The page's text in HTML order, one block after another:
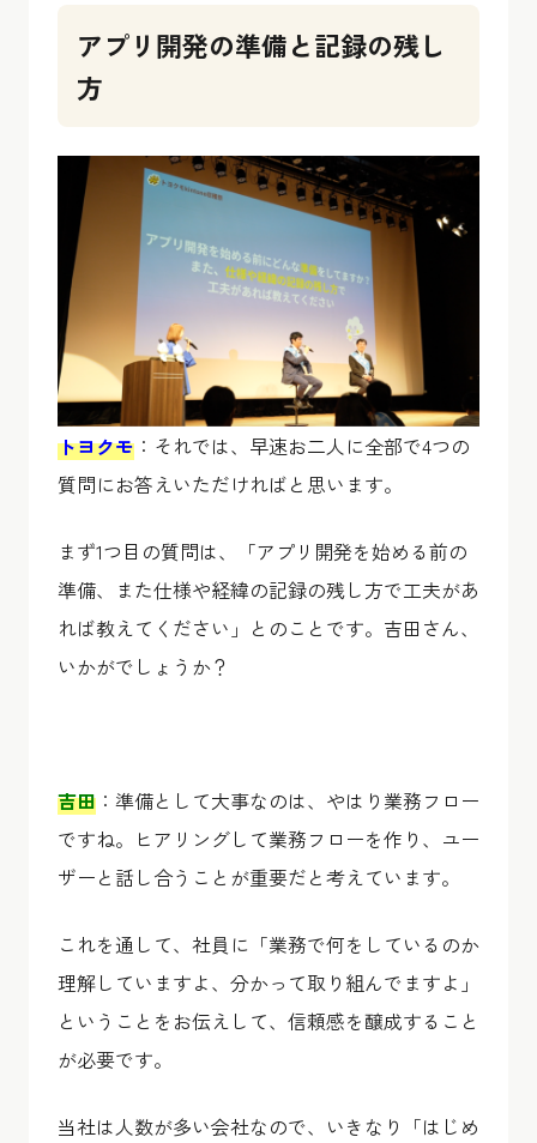
アプリ開発の準備と記録の残し
方
トヨクモ ：それでは、早速お二人に全部で4つの
質問にお答えいただければと思います。
まず1つ目の質問は、「アプリ開発を始める前の
準備、また仕様や経緯の記録の残し方で工夫があ
れば教えてください」とのことです。吉田さん、
いかがでしょうか？
吉田 ：準備として大事なのは、やはり業務フロー
ですね。ヒアリングして業務フローを作り、ユー
ザーと話し合うことが重要だと考えています。
これを通して、社員に「業務で何をしているのか
理解していますよ、分かって取り組んでますよ」
ということをお伝えして、信頼感を醸成すること
が必要です。
当社は人数が多い会社なので、いきなり「はじめ